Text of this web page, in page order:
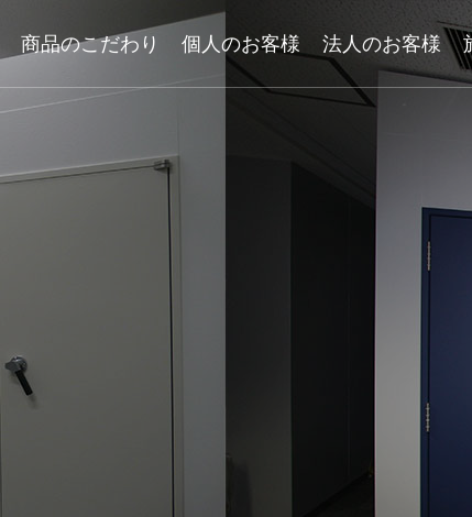
商品のこだわり 個人のお客様 法人のお客様